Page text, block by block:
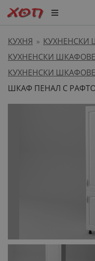
КУХНЯ » КУХНЕНСКИ
КУХНЕНСКИ ШКАФОВЕ
КУХНЕНСКИ ШКАФОВЕ
ШКАФ ПЕНАЛ С